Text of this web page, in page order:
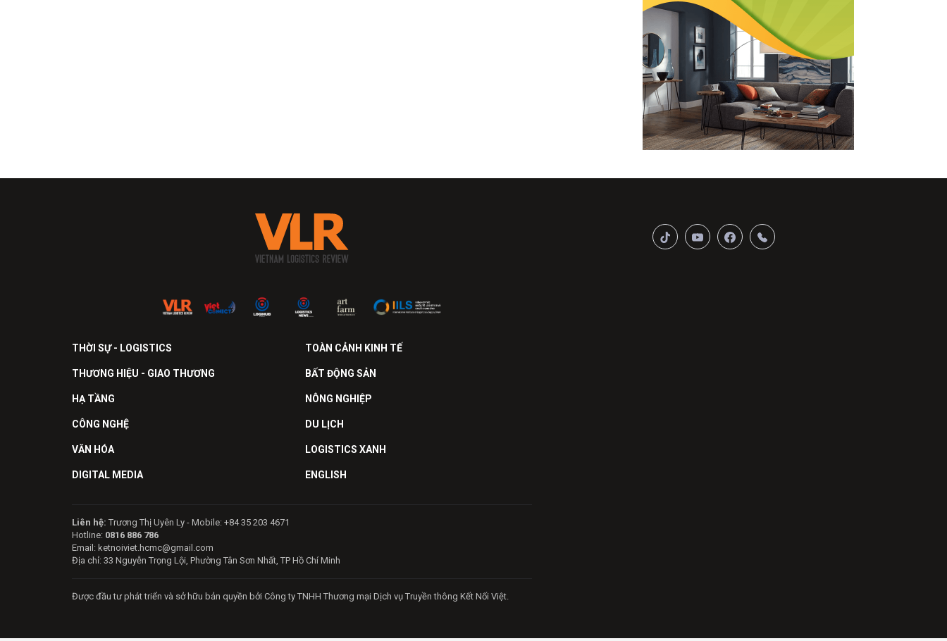
THỜI SỰ - LOGISTICS TOÀN CẢNH KINH TẾ
THƯƠNG HIỆU - GIAO THƯƠNG BẤT ĐỘNG SẢN
HẠ TẦNG NÔNG NGHIỆP
CÔNG NGHỆ DU LỊCH
VĂN HÓA LOGISTICS XANH
DIGITAL MEDIA ENGLISH
Liên hệ: Trương Thị Uyên Ly - Mobile: +84 35 203 4671
Hotline: 0816 886 786
Email: ketnoiviet.hcmc@gmail.com
Địa chỉ: 33 Nguyễn Trọng Lội, Phường Tân Sơn Nhất, TP Hồ Chí Minh
Được đầu tư phát triển và sở hữu bản quyền bởi Công ty TNHH Thương mại Dịch vụ Truyền thông Kết Nối Việt.